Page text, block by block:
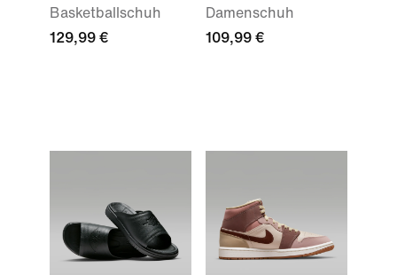
Basketballschuh
129,99 €
Damenschuh
109,99 €